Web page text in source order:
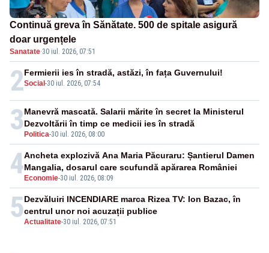
Continuă greva în Sănătate. 500 de spitale asigură
doar urgențele
Sanatate·30 iul. 2026, 07:51
2Social -30 iul. 2026, 07:54
Fermierii ies în stradă, astăzi, în fața Guvernului!
3 Politica-30 iul. 2026, 08:00
Manevră mascată. Salarii mărite în secret la Ministerul
Dezvoltării în timp ce medicii ies în stradă
4 Economie-30 iul. 2026, 08:09
Ancheta explozivă Ana Maria Păcuraru: Șantierul Damen
Mangalia, dosarul care scufundă apărarea României
5Actualitate-30 iul. 2026, 07:51
Dezvăluiri INCENDIARE marca Rizea TV: Ion Bazac, în
centrul unor noi acuzații publice